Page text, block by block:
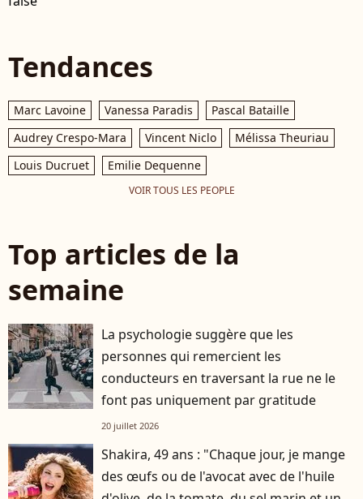
Tendances
Marc Lavoine Vanessa Paradis
Pascal Bataille
Audrey Crespo-Mara
Vincent Niclo
Mélissa Theuriau
Louis Ducruet
Emilie Dequenne
VOIR TOUS LES PEOPLE
Top articles de la
semaine
La psychologie suggère que les
personnes qui remercient les
conducteurs en traversant la rue ne le
font pas uniquement par gratitude
20 juillet 2026
Shakira, 49 ans : "Chaque jour, je mange
des œufs ou de l'avocat avec de l'huile